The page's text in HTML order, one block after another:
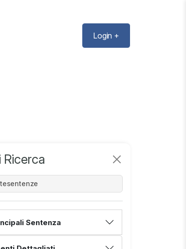
Login +
Ricerca
sentenze
Sentenza